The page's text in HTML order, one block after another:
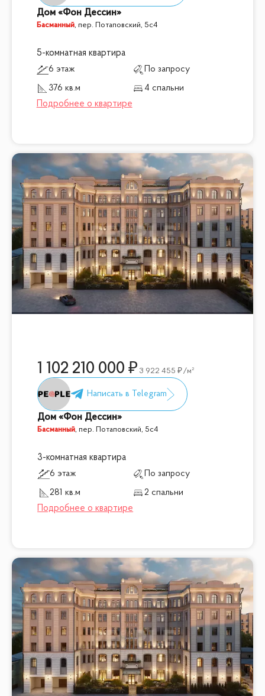
Дом «Фон Дессин»
Басманный, пер. Потаповский, 5с4
5-комнатная квартира
6 этаж
По запросу
376 кв.м
4 спальни
1 102 210 000 3 922 455 /м²
Дом «Фон Дессин»
Басманный,пер. Потаповский, 5с4
3-комнатная квартира
6 этаж
По запросу
281 кв.м
2 спальни